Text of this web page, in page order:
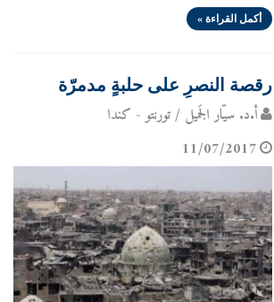
أكمل القراءة »
رقصة النصرِ على حلبةٍ مدمرّة
أ.د. سيّار الجَميل / تورنتو - كندا
11/07/2017